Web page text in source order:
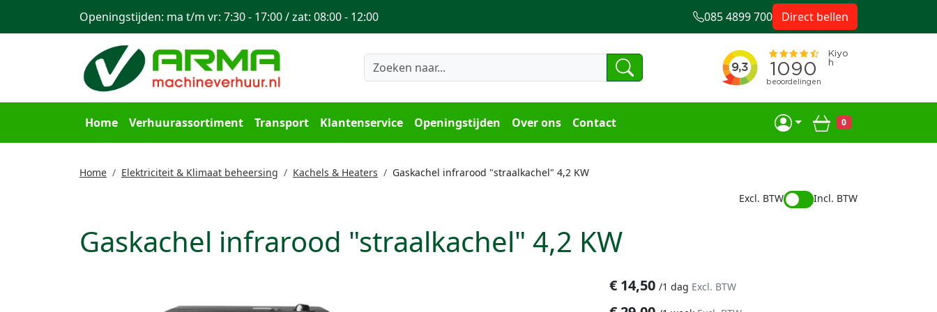
Home Verhuurassortiment Transport Klantenservice Openingstijden Over ons Contact Winkelwagen
0
Openingstijden: ma t/m vr: 7:30 - 17:00 / zat: 08:00 - 12:00 085 4899 700 Direct bellen
Home Elektriciteit & Klimaat beheersing Kachels & Heaters
Gaskachel infrarood "straalkachel" 4,2 KW
Excl. BTW
Incl. BTW
Gaskachel infrarood "straalkachel" 4,2 KW
€ 14,50 /1 dag Excl. BTW